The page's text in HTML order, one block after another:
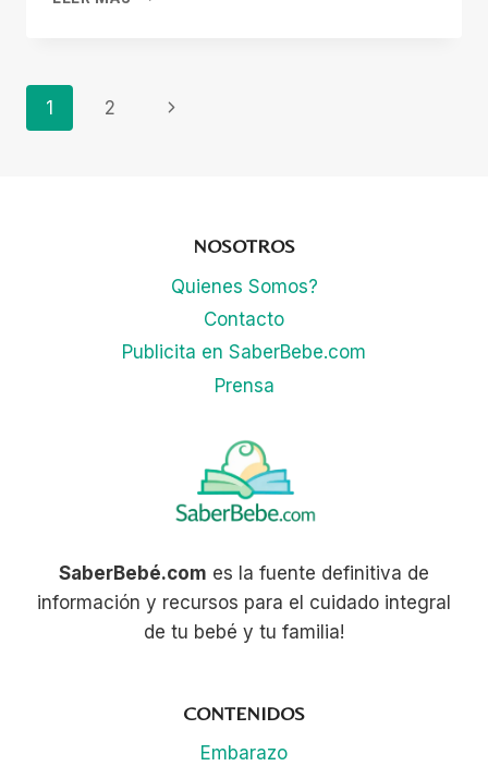
EMBARAZO:
Page
1 2
Next
NOSOTROS
Quienes Somos?
Contacto
Publicita en SaberBebe.com
Prensa
SaberBebé.com es la fuente definitiva de
información y recursos para el cuidado integral
de tu bebé y tu familia!
CONTENIDOS
Embarazo